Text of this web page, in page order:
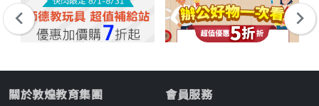
關於敦煌教育集團 會員服務